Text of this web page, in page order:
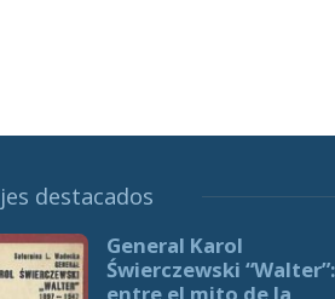
destacados
General Karol
Świerczewski “Walter”: